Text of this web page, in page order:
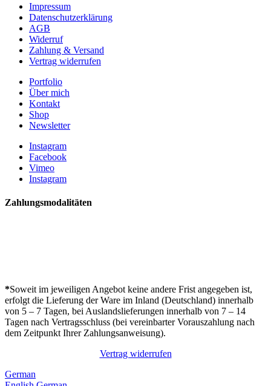
Impressum
Datenschutzerklärung
AGB
Widerruf
Zahlung & Versand
Vertrag widerrufen
Portfolio
Über mich
Kontakt
Shop
Newsletter
Instagram
Facebook
Vimeo
Instagram
Zahlungsmodalitäten
*Soweit im jeweiligen Angebot keine andere Frist angegeben ist,
erfolgt die Lieferung der Ware im Inland (Deutschland) innerhalb
von 5 – 7 Tagen, bei Auslandslieferungen innerhalb von 7 – 14
Tagen nach Vertragsschluss (bei vereinbarter Vorauszahlung nach
dem Zeitpunkt Ihrer Zahlungsanweisung).
Vertrag widerrufen
German